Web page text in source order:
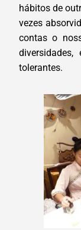
hábitos de
vezes
contas o
tolerantes.